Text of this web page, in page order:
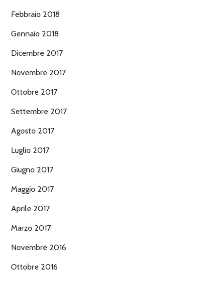
Febbraio 2018
Gennaio 2018
Dicembre 2017
Novembre 2017
Ottobre 2017
Settembre 2017
Agosto 2017
Luglio 2017
Giugno 2017
Maggio 2017
Aprile 2017
Marzo 2017
Novembre 2016
Ottobre 2016